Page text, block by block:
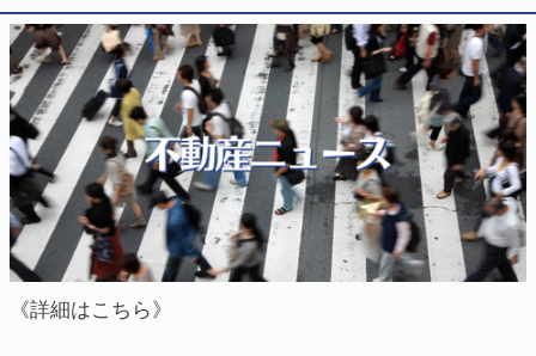
《詳細はこちら》